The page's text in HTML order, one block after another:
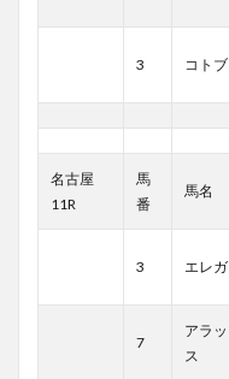
3 コト
名古屋
11R
馬
番
馬名
3 エレ
7
アラ
ス